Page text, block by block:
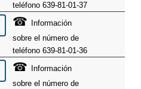
teléfono 639-81-01-37
☎
Información
sobre el número de
teléfono 639-81-01-36
☎
Información
sobre el número de